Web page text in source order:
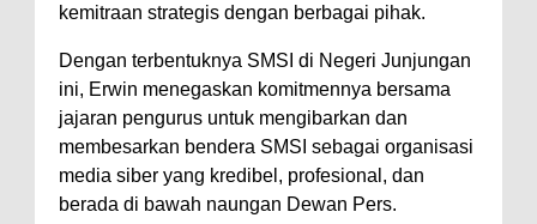
kemitraan strategis dengan berbagai pihak.
Dengan terbentuknya SMSI di Negeri Junjungan
ini, Erwin menegaskan komitmennya bersama
jajaran pengurus untuk mengibarkan dan
membesarkan bendera SMSI sebagai organisasi
media siber yang kredibel, profesional, dan
berada di bawah naungan Dewan Pers.